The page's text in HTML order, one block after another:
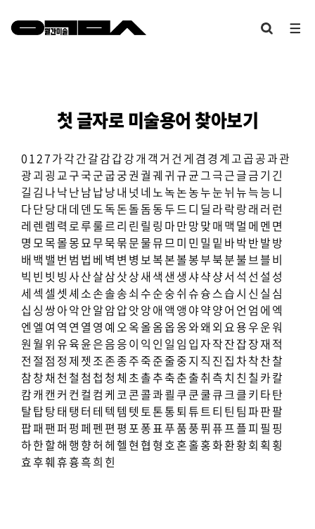
첫 글자로 미술용어 찾아보기
0 1 27가각간갈감갑강개 객 거 건 게 겸 경 계 고곱공과관
광괴 굉 교구국군굽궁권 궐궤귀규균그극근글금기 긴
길 김 나낙난남납낭내 넛 네 노녹논농누눈뉘뉴늑능니
다단당대 데 덴 도독돈돌돔동두드디 딜 라락랑래 러 런
레 렌 렘 력 로루룰르리 린 릴 링 마만망맞매 맥 멀 메 멘 면
명 모목몰몽묘무묵묶문물뮤므미 민 밀 밑 바박반발방
배 백 밸 번 범 법 베 벽 변 병 보복본볼봉부북분불브블비
빅 빈 빗 빙사산살삼삿상새 색 샌 생샤샥샹서 석 선 설 성
세 섹 셀 셋셰 소손솔송쇠수순숭쉬슈슝스습시 신 실 심
십 싱 쌍아악안알암압앗앙애 액 앵 야약양어 언 엄 에 엑
엔 엘 여 역 연 열 영 예 오옥올옴옵옹와왜 외 요용우운워
원월 위유육윤은음응이 익 인 일 임 입자작잔잡장재 적
전 절 점 정 제 젯 조존종주죽준줄중지 직 진 집 차착찬찰
참창채 천 철 첨 첩 청 체 초촐추축춘출취측치 친 칠 카칼
캄캐 캔 커 컨 컬 컴 케 코콘콜콰쾰 쿠쿤쿨큐크클키 타탄
탈탑탕태 탱 터 테 텍 템 텟 토톤통퇴튜트티 틴 팀파판팔
팝패팬퍼 펑페펜 편 평 포퐁표푸품풍퓌 퓨프플피 필 핑
하한할해행 향허헤헬 현협 형 호혼홀홍화환황회 획 횡
효 후훼휴흉흑희 힌